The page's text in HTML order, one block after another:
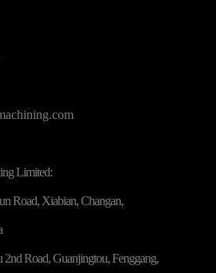
Limited:
Road, Xiabian, Changan,
2nd Road, Guanjingtou, Fenggang,